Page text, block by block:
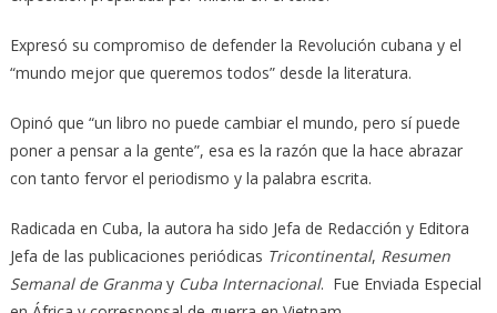
Expresó su compromiso de defender la Revolución cubana y el
“mundo mejor que queremos todos” desde la literatura.
Opinó que “un libro no puede cambiar el mundo, pero sí puede
poner a pensar a la gente”, esa es la razón que la hace abrazar
con tanto fervor el periodismo y la palabra escrita.
Radicada en Cuba, la autora ha sido Jefa de Redacción y Editora
Jefa de las publicaciones periódicas Tricontinental, Resumen
Semanal de Granmay Cuba Internacional. Fue Enviada Especial